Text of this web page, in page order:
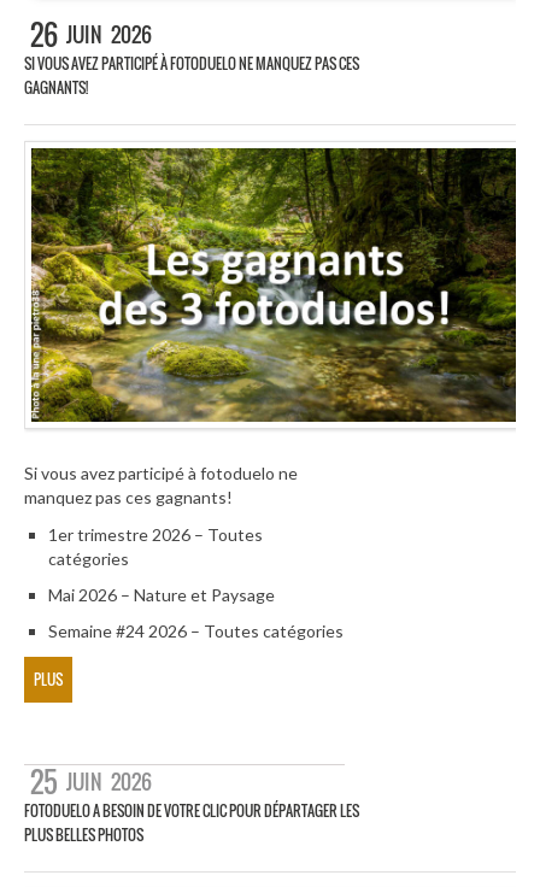
26 JUIN 2026
SI VOUS AVEZ PARTICIPÉ À FOTODUELO NE MANQUEZ PAS CES
GAGNANTS!
Si vous avez participé à fotoduelo ne
manquez pas ces gagnants!
1er trimestre 2026 – Toutes
catégories
Mai 2026 – Nature et Paysage
Semaine #24 2026 – Toutes catégories
PLUS
25 JUIN 2026
FOTODUELO A BESOIN DE VOTRE CLIC POUR DÉPARTAGER LES
PLUS BELLES PHOTOS